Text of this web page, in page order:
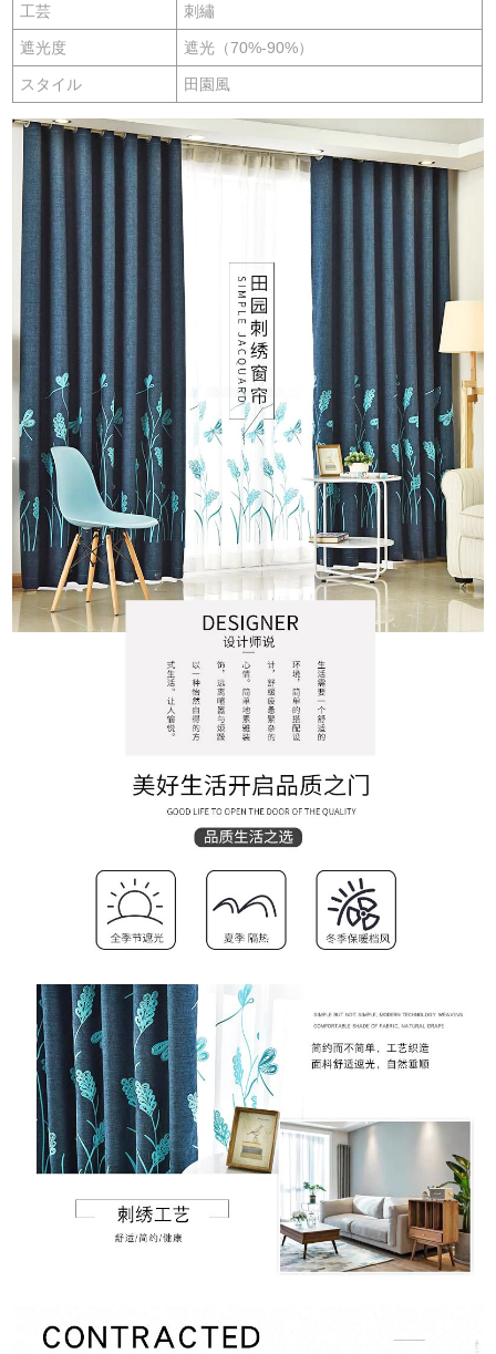
工芸 刺繡
遮光度 遮光（70%-90%）
スタイル 田園風